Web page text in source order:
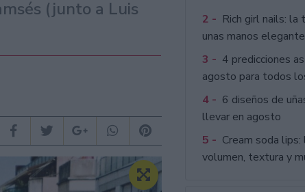
(junto a Luis
2 - Rich girl nails: la
unas manos
3 - 4 predicciones
agosto para todos
4 - 6 diseños de
llevar en agosto
5 - Cream soda
volumen, textura y